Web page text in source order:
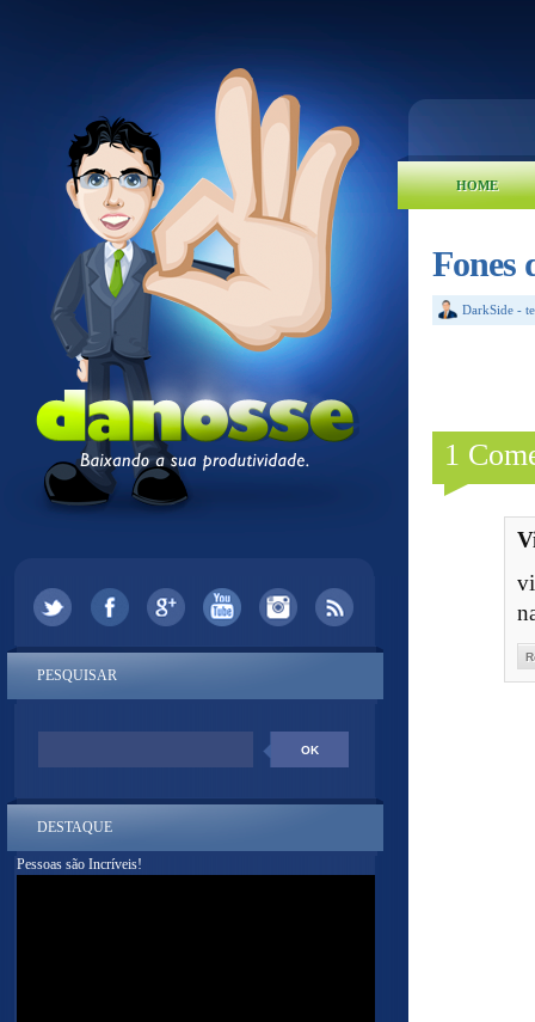
HOME
Fones
DarkSide -
1
PESQUISAR
DESTAQUE
Pessoas são Incríveis!